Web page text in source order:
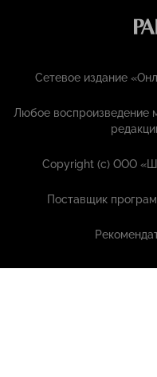
Сетевое издание
Любое воспроизведение
Copyright (с) ООО
Поставщик